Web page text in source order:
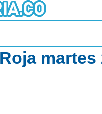
martes